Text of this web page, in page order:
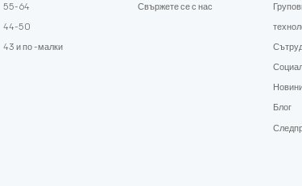
55-64
44-50
43 и по -малки
Свържете се с нас
Блог